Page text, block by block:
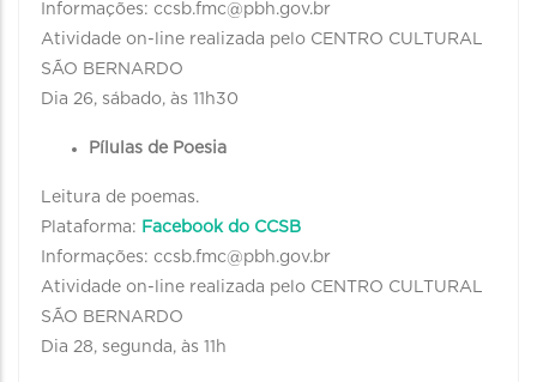
Informações: ccsb.fmc@pbh.gov.br
Atividade on-line realizada pelo CENTRO CULTURAL
SÃO BERNARDO
Dia 26, sábado, às 11h30
Pílulas de Poesia
Leitura de poemas.
Plataforma: Facebook do CCSB
Informações: ccsb.fmc@pbh.gov.br
Atividade on-line realizada pelo CENTRO CULTURAL
SÃO BERNARDO
Dia 28, segunda, às 11h